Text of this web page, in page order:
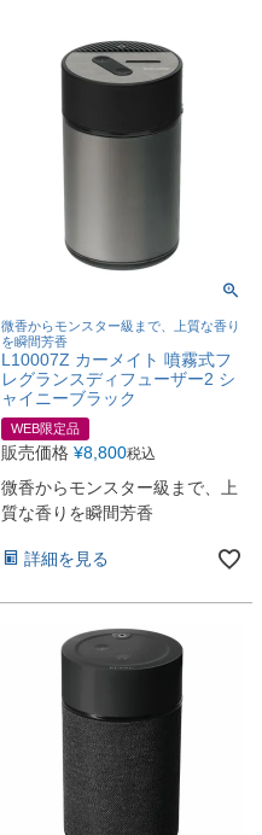
微香からモンスター級まで、上質な香り
を瞬間芳香
L10007Z カーメイト 噴霧式フ
レグランスディフューザー2 シ
ャイニーブラック
WEB限定品
販売価格 ¥8,800税込
微香からモンスター級まで、上
質な香りを瞬間芳香
詳細を見る